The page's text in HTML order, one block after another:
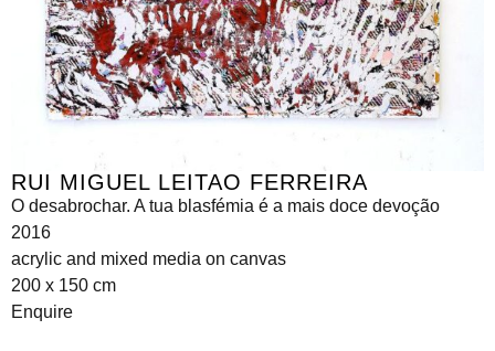
RUI MIGUEL LEITAO FERREIRA
O desabrochar. A tua blasfémia é a mais doce devoção
2016
acrylic and mixed media on canvas
200 x 150 cm
Enquire